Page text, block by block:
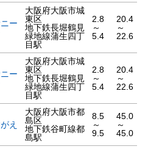
ー
大阪府大阪市城
東区
地下鉄長堀鶴見
緑地線蒲生四丁
目駅
2.8
～
5.4
20.4
～
22.6
ー
大阪府大阪市城
東区
地下鉄長堀鶴見
緑地線蒲生四丁
目駅
2.8
～
5.4
20.4
～
22.6
え
大阪府大阪市都
島区
地下鉄谷町線都
島駅
8.5
～
9.5
45.0
～
45.0